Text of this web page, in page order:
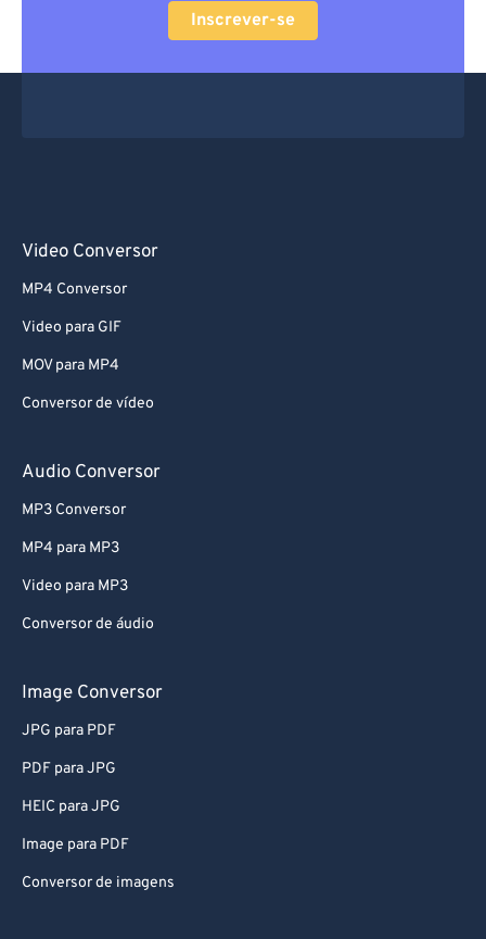
Inscrever-se
Video Conversor
MP4 Conversor
Video para GIF
MOV para MP4
Conversor de vídeo
Audio Conversor
MP3 Conversor
MP4 para MP3
Video para MP3
Conversor de áudio
Image Conversor
JPG para PDF
PDF para JPG
HEIC para JPG
Image para PDF
Conversor de imagens